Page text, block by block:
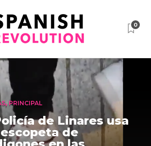
0
, PRINCIPAL
de Linares usa
de